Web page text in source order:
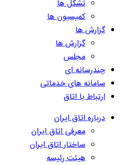
تشکل ها
کمیسیون ها
گزارش ها
گزارش ها
مجلس
چندرسانه ای
سامانه های خدماتی
ارتباط با اتاق
درباره اتاق ایران
معرفی اتاق ایران
ساختار اتاق ایران
هیئت رئیسه